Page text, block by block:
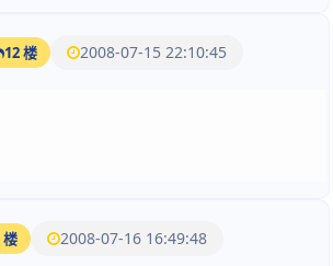
12 楼 2008-07-15 22:10:45
楼 2008-07-16 16:49:48